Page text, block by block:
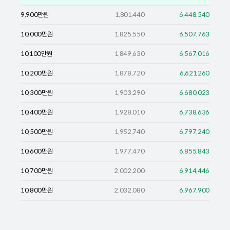
9,900만원 1,801,440 6,448,540
10,000만원 1,825,550 6,507,763
10,100만원 1,849,630 6,567,016
10,200만원 1,878,720 6,621,260
10,300만원 1,903,290 6,680,023
10,400만원 1,928,010 6,738,636
10,500만원 1,952,740 6,797,240
10,600만원 1,977,470 6,855,843
10,700만원 2,002,200 6,914,446
10,800만원 2,032,080 6,967,900